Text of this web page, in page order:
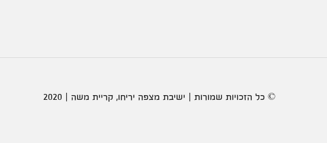
© כל הזכויות שמורות | ישיבת מצפה יריחו, קריית משה | 2020